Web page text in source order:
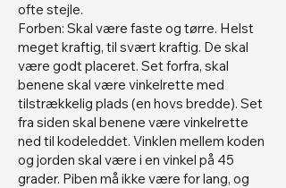
ofte stejle.
Forben: Skal være faste og tørre. Helst
meget kraftig, til svært kraftig. De skal
være godt placeret. Set forfra, skal
benene skal være vinkelrette med
tilstrækkelig plads (en hovs bredde). Set
fra siden skal benene være vinkelrette
ned til kodeleddet. Vinklen mellem koden
og jorden skal være i en vinkel på 45
grader. Piben må ikke være for lang, og